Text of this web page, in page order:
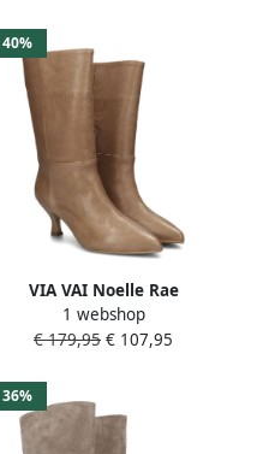
40%
VIA VAI Noelle Rae
Enkellaarsjes dames Warm
beige
1 webshop
€ 179,95 € 107,95
36%